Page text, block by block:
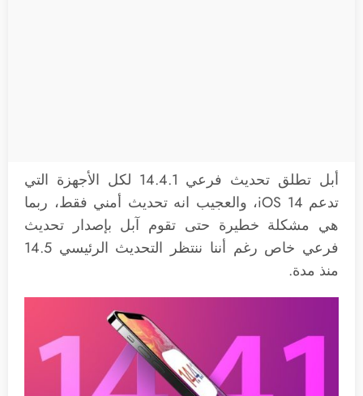
أبل تطلق تحديث فرعي 14.4.1 لكل الأجهزة التي
تدعم iOS 14، والعجيب انه تحديث أمني فقط، ربما
هي مشكلة خطيرة حتى تقوم آبل بإصدار تحديث
فرعي خاص رغم أننا ننتظر التحديث الرئيسي 14.5
منذ مدة.